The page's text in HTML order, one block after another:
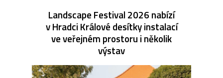
Landscape Festival 2026 nabízí
v Hradci Králové desítky instalací
ve veřejném prostoru i několik
výstav